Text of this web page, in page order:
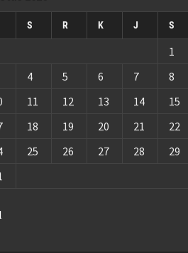
S R K J S
1
4 5 6 7 8
11 12 13 14 15
18 19 20 21 22
25 26 27 28 29